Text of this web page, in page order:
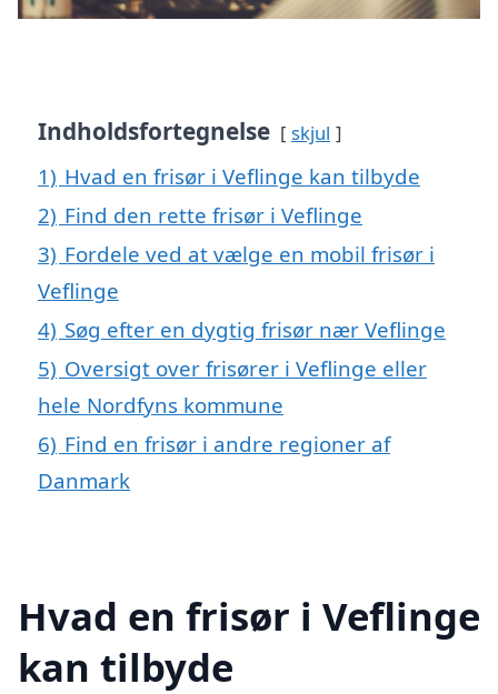
Indholdsfortegnelse skjul
1) Hvad en frisør i Veflinge kan tilbyde
2) Find den rette frisør i Veflinge
3) Fordele ved at vælge en mobil frisør i
Veflinge
4) Søg efter en dygtig frisør nær Veflinge
5) Oversigt over frisører i Veflinge eller
hele Nordfyns kommune
6) Find en frisør i andre regioner af
Danmark
Hvad en frisør i Veflinge
kan tilbyde